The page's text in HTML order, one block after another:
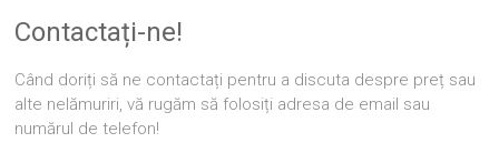
Contactați-ne!
Când doriți să ne contactați pentru a discuta despre preț sau
alte nelămuriri, vă rugăm să folosiți adresa de email sau
numărul de telefon!